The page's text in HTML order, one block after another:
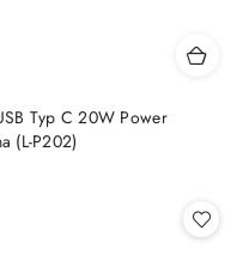
Typ C 20W Power
(L-P202)